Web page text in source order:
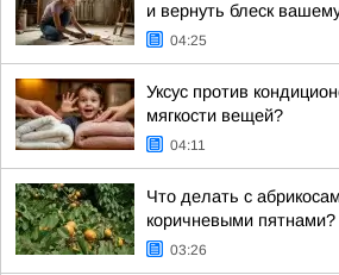
и вернуть блеск
04:25
Уксус против
мягкости вещей?
04:11
Что делать с
коричневыми пятнами?
03:26